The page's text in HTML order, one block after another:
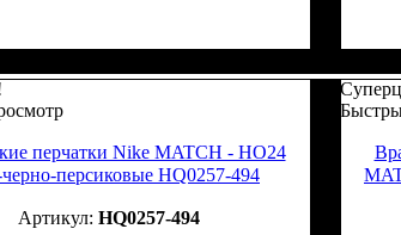
перчатки Nike MATCH - HO24
персиковые HQ0257-494
HQ0257-494